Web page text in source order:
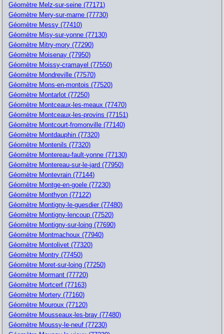
Géomètre Melz-sur-seine (77171)
Géomètre Mery-sur-marne (77730)
Géomètre Messy (77410)
Géomètre Misy-sur-yonne (77130)
Géomètre Mitry-mory (77290)
Géomètre Moisenay (77950)
Géomètre Moissy-cramayel (77550)
Géomètre Mondreville (77570)
Géomètre Mons-en-montois (77520)
Géomètre Montarlot (77250)
Géomètre Montceaux-les-meaux (77470)
Géomètre Montceaux-les-provins (77151)
Géomètre Montcourt-fromonville (77140)
Géomètre Montdauphin (77320)
Géomètre Montenils (77320)
Géomètre Montereau-fault-yonne (77130)
Géomètre Montereau-sur-le-jard (77950)
Géomètre Montevrain (77144)
Géomètre Montge-en-goele (77230)
Géomètre Monthyon (77122)
Géomètre Montigny-le-guesdier (77480)
Géomètre Montigny-lencoup (77520)
Géomètre Montigny-sur-loing (77690)
Géomètre Montmachoux (77940)
Géomètre Montolivet (77320)
Géomètre Montry (77450)
Géomètre Moret-sur-loing (77250)
Géomètre Mormant (77720)
Géomètre Mortcerf (77163)
Géomètre Mortery (77160)
Géomètre Mouroux (77120)
Géomètre Mousseaux-les-bray (77480)
Géomètre Moussy-le-neuf (77230)